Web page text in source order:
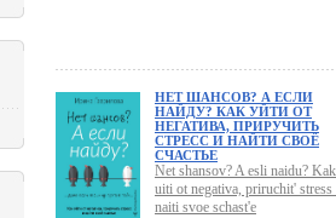
НЕТ ШАНСОВ? А ЕСЛИ
НАЙДУ? КАК УЙТИ ОТ
НЕГАТИВА, ПРИРУЧИТЬ
СТРЕСС И НАЙТИ СВОЁ
СЧАСТЬЕ
Net shansov? A esli naidu? Kak
uiti ot negativa, priruchit' stress
naiti svoe schast'e